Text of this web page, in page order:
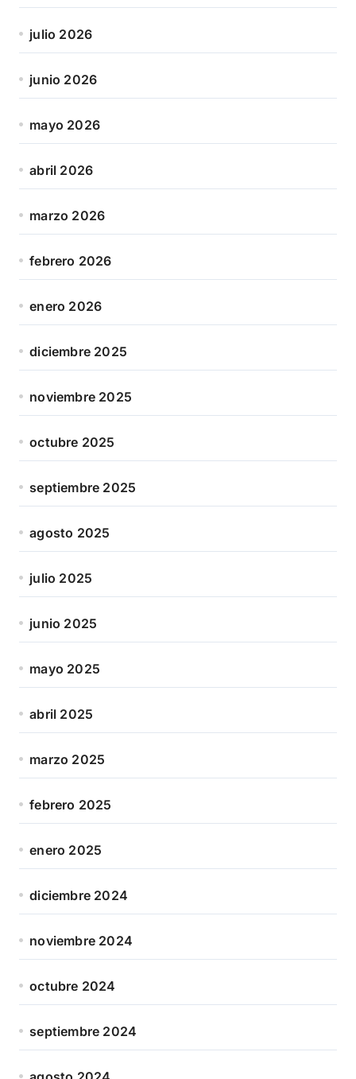
julio 2026
junio 2026
mayo 2026
abril 2026
marzo 2026
febrero 2026
enero 2026
diciembre 2025
noviembre 2025
octubre 2025
septiembre 2025
agosto 2025
julio 2025
junio 2025
mayo 2025
abril 2025
marzo 2025
febrero 2025
enero 2025
diciembre 2024
noviembre 2024
octubre 2024
septiembre 2024